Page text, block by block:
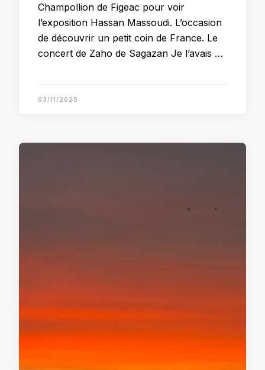
Champollion de Figeac pour voir
l’exposition Hassan Massoudi. L’occasion
de découvrir un petit coin de France. Le
concert de Zaho de Sagazan Je l’avais …
03/11/2025